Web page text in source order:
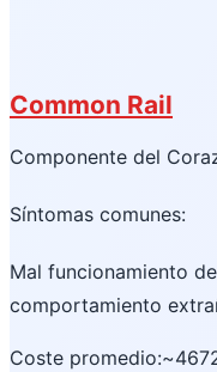
Common Rail
Componente del
Síntomas comunes:
Mal funcionamiento
comportamiento
Coste promedio: